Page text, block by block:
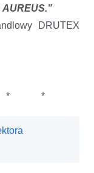
AUREUS.”
DRUTEX
*